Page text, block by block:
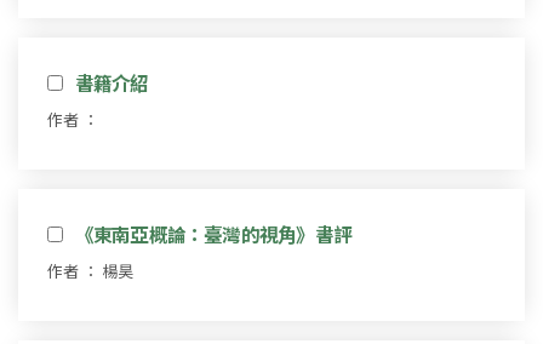
書籍介紹
作者 ：
《東南亞概論：臺灣的視角》書評
作者 ： 楊昊